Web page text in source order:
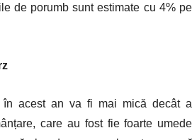
de porumb sunt estimate cu 4%
în acest an va fi mai mică decât
care au fost fie foarte